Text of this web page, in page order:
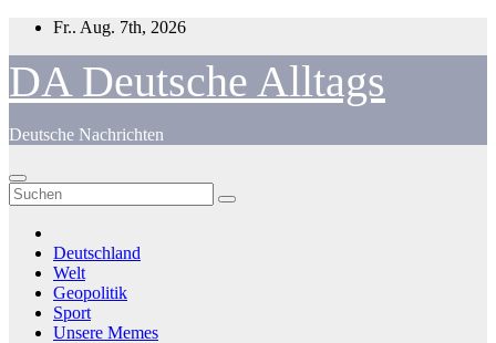
Zum
springen
Fr.. Aug. 7th, 2026
DA Deutsche Alltags
Deutsche Nachrichten
Deutschland
Welt
Geopolitik
Sport
Unsere Memes